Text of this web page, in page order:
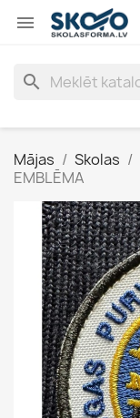

search
Mājas Skolas
EMBLĒMA